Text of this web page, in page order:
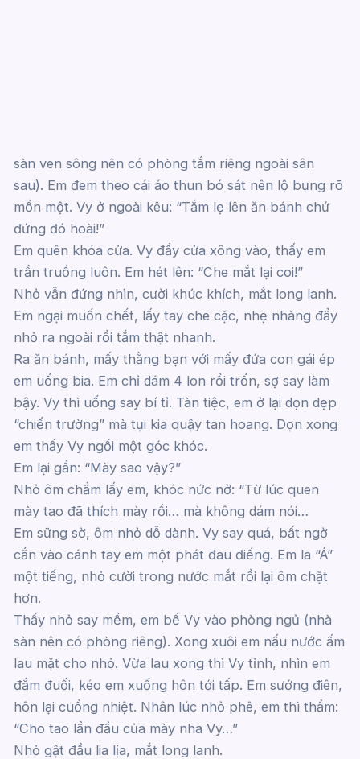
sàn ven sông nên có phòng tắm riêng ngoài sân
sau). Em đem theo cái áo thun bó sát nên lộ bụng rõ
mồn một. Vy ở ngoài kêu: “Tắm lẹ lên ăn bánh chứ
đứng đó hoài!”
Em quên khóa cửa. Vy đẩy cửa xông vào, thấy em
trần truồng luôn. Em hét lên: “Che mắt lại coi!”
Nhỏ vẫn đứng nhìn, cười khúc khích, mắt long lanh.
Em ngại muốn chết, lấy tay che cặc, nhẹ nhàng đẩy
nhỏ ra ngoài rồi tắm thật nhanh.
Ra ăn bánh, mấy thằng bạn với mấy đứa con gái ép
em uống bia. Em chỉ dám 4 lon rồi trốn, sợ say làm
bậy. Vy thì uống say bí tỉ. Tàn tiệc, em ở lại dọn dẹp
“chiến trường” mà tụi kia quậy tan hoang. Dọn xong
em thấy Vy ngồi một góc khóc.
Em lại gần: “Mày sao vậy?”
Nhỏ ôm chầm lấy em, khóc nức nở: “Từ lúc quen
mày tao đã thích mày rồi… mà không dám nói…
Em sững sờ, ôm nhỏ dỗ dành. Vy say quá, bất ngờ
cắn vào cánh tay em một phát đau điếng. Em la “Á”
một tiếng, nhỏ cười trong nước mắt rồi lại ôm chặt
hơn.
Thấy nhỏ say mềm, em bế Vy vào phòng ngủ (nhà
sàn nên có phòng riêng). Xong xuôi em nấu nước ấm
lau mặt cho nhỏ. Vừa lau xong thì Vy tỉnh, nhìn em
đắm đuối, kéo em xuống hôn tới tấp. Em sướng điên,
hôn lại cuồng nhiệt. Nhân lúc nhỏ phê, em thì thầm:
“Cho tao lần đầu của mày nha Vy…”
Nhỏ gật đầu lia lịa, mắt long lanh.